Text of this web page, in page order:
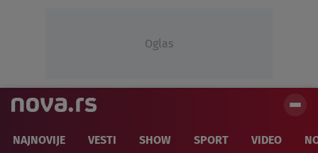
Oglas
NAJNOVIJE VESTI SHOW SPORT VIDEO